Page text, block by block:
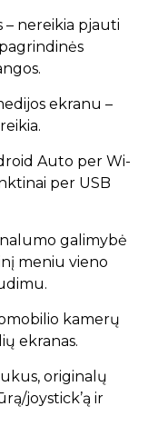
– nereikia pjauti
ekranu –
Auto per Wi-
per USB
galimybė
meniu vieno
kamerų
ekranas.
originalų
joystick’ą ir